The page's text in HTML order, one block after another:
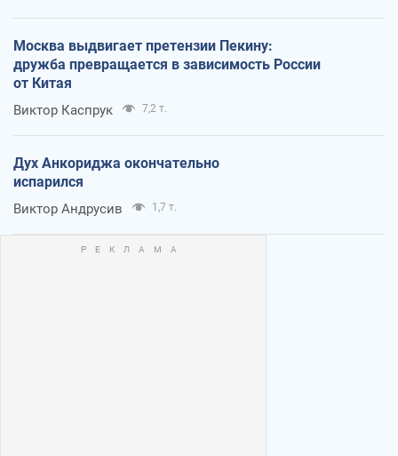
Москва выдвигает претензии Пекину:
дружба превращается в зависимость России
от Китая
Виктор Каспрук 7,2 т.
Дух Анкориджа окончательно
испарился
Виктор Андрусив 1,7 т.